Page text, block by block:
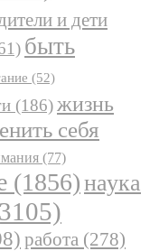
и дети
быть
(52)
(186)жизнь
себя
(77)
(1856)наука
работа (278)